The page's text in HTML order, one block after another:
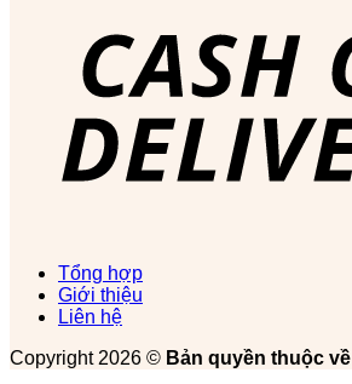
Tổng hợp
Giới thiệu
Liên hệ
Copyright 2026 © Bản quyền thuộc về